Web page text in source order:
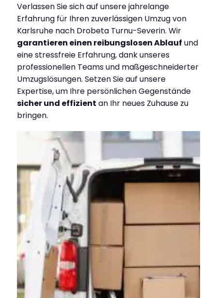
Verlassen Sie sich auf unsere jahrelange
Erfahrung für Ihren zuverlässigen Umzug von
Karlsruhe nach Drobeta Turnu-Severin. Wir
garantieren einen reibungslosen Ablauf und
eine stressfreie Erfahrung, dank unseres
professionellen Teams und maßgeschneiderter
Umzugslösungen. Setzen Sie auf unsere
Expertise, um Ihre persönlichen Gegenstände
sicher und effizient an Ihr neues Zuhause zu
bringen.